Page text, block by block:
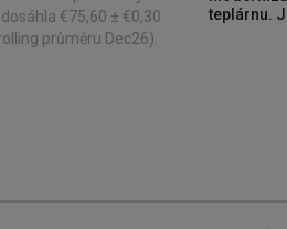
€75,60 ± €0,30
průměru Dec26).
teplárnu.